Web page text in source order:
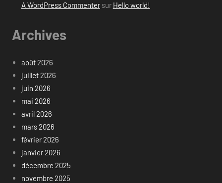
A WordPress Commentersur Hello world!
Archives
août 2026
juillet 2026
juin 2026
mai 2026
avril 2026
mars 2026
février 2026
janvier 2026
décembre 2025
novembre 2025